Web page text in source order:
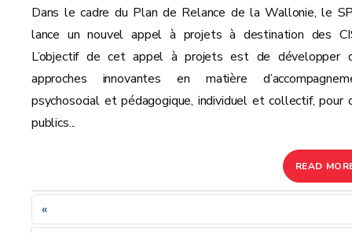
Dans le cadre du Plan de Relance de la Wallonie, le
lance un nouvel appel à projets à destination des
L’objectif de cet appel à projets est de développer
approches innovantes en matière
psychosocial et pédagogique, individuel et collectif, pour
publics...
READ
«